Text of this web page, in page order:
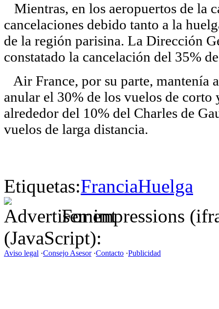
Mientras, en los aeropuertos de la
cancelaciones debido tanto a la
de la región parisina. La Dirección
constatado la cancelación del 35%
Air France, por su parte, mantenía
anular el 30% de los vuelos de
alrededor del 10% del Charles de
vuelos de larga distancia.
Etiquetas:FranciaHuelga
For impressions
(JavaScript):
Aviso legal ·Consejo Asesor·Contacto ·Publicidad